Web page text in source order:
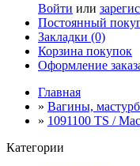
Войти или
Постоянный
Закладки (0)
Корзина покупок
Оформление
Главная
» Вагины,
» 1091100 TS /
Категории